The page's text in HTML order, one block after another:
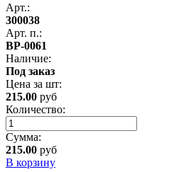
Арт.:
300038
Арт. п.:
ВР-0061
Наличие:
Под заказ
Цена за шт:
215.00 руб
Количество:
Сумма:
215.00 руб
В корзину